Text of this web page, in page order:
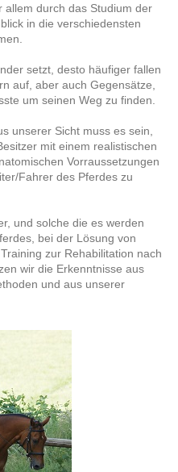
durch das Studium der
in die verschiedensten
setzt, desto häufiger fallen
auf, aber auch Gegensätze,
um seinen Weg zu finden.
unserer Sicht muss es sein,
mit einem realistischen
Vorraussetzungen
Fahrer des Pferdes zu
und solche die es werden
bei der Lösung von
zur Rehabilitation nach
wir die Erkenntnisse aus
und aus unserer